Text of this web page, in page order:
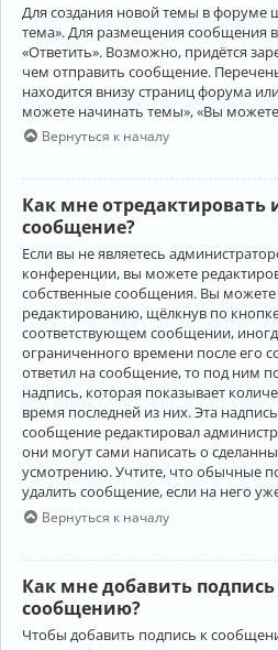
Для создания новой темы в форуме
тема». Для размещения сообщения
«Ответить». Возможно, придётся
чем отправить сообщение.
находится внизу страниц форума
можете начинать темы», «Вы
Вернуться к началу
Как мне отредактировать
сообщение?
Если вы не являетесь
конференции, вы можете
собственные сообщения. Вы можете
редактированию, щёлкнув по
соответствующем сообщении,
ограниченного времени после его
ответил на сообщение, то под ним
надпись, которая показывает
время последней из них. Эта
сообщение редактировал
они могут сами написать о
усмотрению. Учтите, что обычные
удалить сообщение, если на него
Вернуться к началу
Как мне добавить подпись
сообщению?
Чтобы добавить подпись к